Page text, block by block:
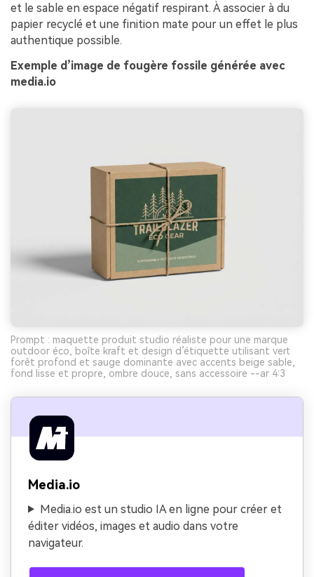
et le sable en espace négatif respirant. À associer à du
papier recyclé et une finition mate pour un effet le plus
authentique possible.
Exemple d’image de fougère fossile générée avec
media.io
Prompt : maquette produit studio réaliste pour une marque
outdoor éco, boîte kraft et design d’étiquette utilisant vert
forêt profond et sauge dominante avec accents beige sable,
fond lisse et propre, ombre douce, sans accessoire --ar 4:3
Media.io
Media.io est un studio IA en ligne pour créer et
éditer vidéos, images et audio dans votre
navigateur.